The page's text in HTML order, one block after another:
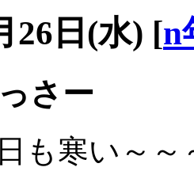
26日(水) [n
さー
も寒い～～